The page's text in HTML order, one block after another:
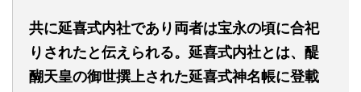
共に延喜式内社であり両者は宝永の頃に合祀
りされたと伝えられる。延喜式内社とは、醍
醐天皇の御世撰上された延喜式神名帳に登載